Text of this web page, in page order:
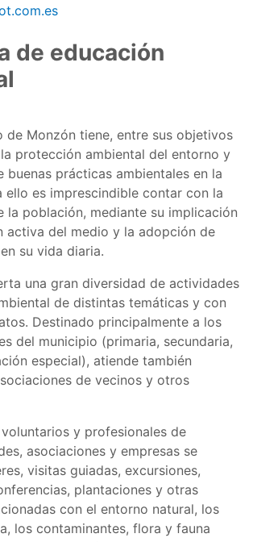
de educación
de Monzón tiene, entre sus objetivos
protección ambiental del entorno y
buenas prácticas ambientales en la
ello es imprescindible contar con la
la población, mediante su implicación
activa del medio y la adopción de
su vida diaria.
una gran diversidad de actividades
de distintas temáticas y con
Destinado principalmente a los
del municipio (primaria, secundaria,
especial), atiende también
de vecinos y otros
y profesionales de
asociaciones y empresas se
visitas guiadas, excursiones,
plantaciones y otras
con el entorno natural, los
los contaminantes, flora y fauna